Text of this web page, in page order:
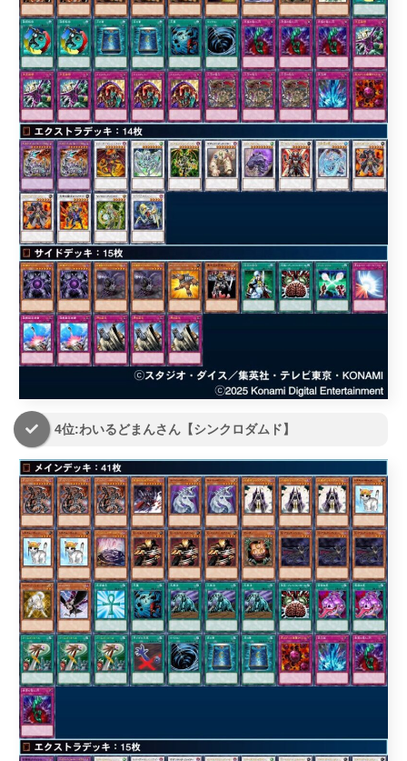
4位:わいるどまんさん【シンクロダムド】